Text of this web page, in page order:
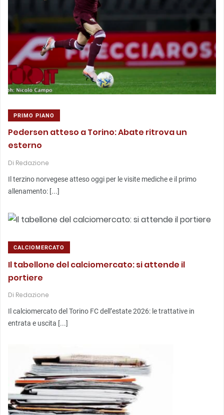
PRIMO PIANO
Pedersen atteso a Torino: Abate ritrova un
esterno
Di Redazione
Il terzino norvegese atteso oggi per le visite mediche e il primo
allenamento: [...]
CALCIOMERCATO
Il tabellone del calciomercato: si attende il
portiere
Di Redazione
Il calciomercato del Torino FC dell’estate 2026: le trattative in
entrata e uscita [...]